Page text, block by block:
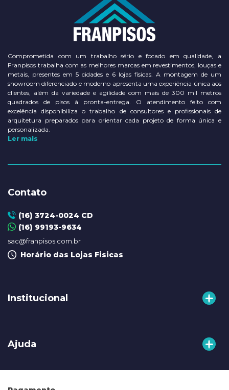
Comprometida com um trabalho sério e focado em qualidade, a
Franpisos trabalha com as melhores marcas em revestimentos, louças e
metais, presentes em 5 cidades e 6 lojas físicas. A montagem de um
showroom diferenciado e moderno apresenta uma experiência única aos
clientes, além da variedade e agilidade com mais de 300 mil metros
quadrados de pisos à pronta-entrega. O atendimento feito com
excelência disponibiliza o trabalho de consultores e profissionais de
arquitetura preparados para orientar cada projeto de forma única e
personalizada.
Ler mais
Contato
(16) 3724-0024 CD
(16) 99193-9634
sac@franpisos.com.br
Horário das Lojas Fisicas
Institucional
Nossas Lojas
Ajuda